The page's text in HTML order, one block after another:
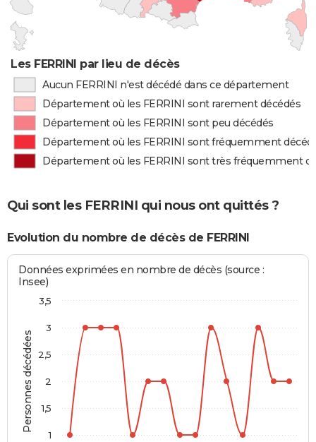
Les FERRINI par lieu de décès
Aucun FERRINI n'est décédé dans ce département
Département où les FERRINI sont rarement décédés
Département où les FERRINI sont peu décédés
Département où les FERRINI sont fréquemment
Département où les FERRINI sont très fréquemment
Qui sont les FERRINI qui nous ont quittés ?
Evolution du nombre de décès de FERRINI
Personnes décédées
Données exprimées en nombre de décès (source :
Insee)
1
1,5
2
2,5
3
3,5